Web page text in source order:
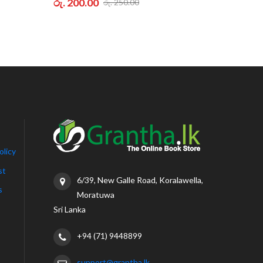
රු. 250.00
6/39, New Galle Road, Koralawella,
Moratuwa
Sri Lanka
+94 (71) 9448899